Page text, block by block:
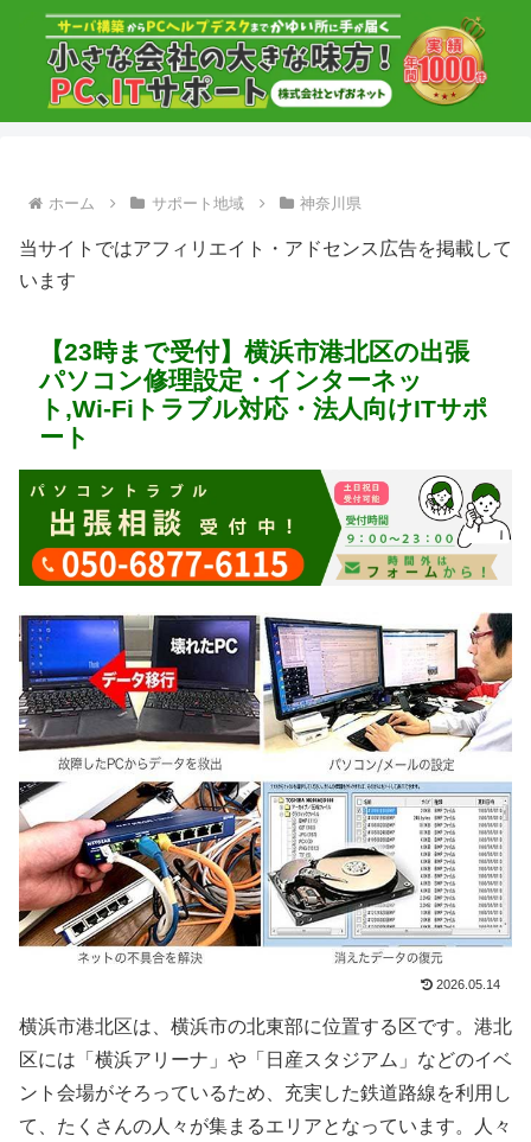
ホーム サポート地域 神奈川県
当サイトではアフィリエイト・アドセンス広告を掲載して
います
【23時まで受付】横浜市港北区の出張
パソコン修理設定・インターネッ
ト,Wi-Fiトラブル対応・法人向けITサポ
ート
2026.05.14
横浜市港北区は、横浜市の北東部に位置する区です。港北
区には「横浜アリーナ」や「日産スタジアム」などのイベ
ント会場がそろっているため、充実した鉄道路線を利用し
て、たくさんの人々が集まるエリアとなっています。人々